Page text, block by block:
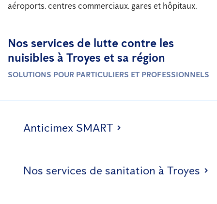
aéroports, centres commerciaux, gares et hôpitaux.
Nos services de lutte contre les
nuisibles à Troyes et sa région
SOLUTIONS POUR PARTICULIERS ET PROFESSIONNELS
Anticimex SMART
Nos services de sanitation à Troyes